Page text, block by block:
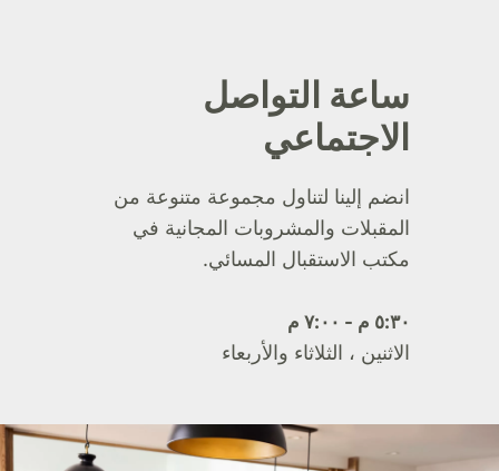
ساعة التواصل
الاجتماعي
انضم إلينا لتناول مجموعة متنوعة من
المقبلات والمشروبات المجانية في
مكتب الاستقبال المسائي.
٥:٣٠ م - ٧:٠٠ م
الاثنين ، الثلاثاء والأربعاء